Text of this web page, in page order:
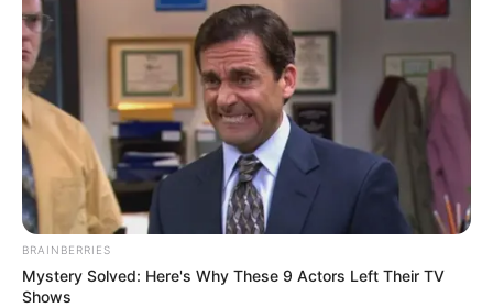
BRAINBERRIES
Mystery Solved: Here's Why These 9 Actors Left Their TV
Shows